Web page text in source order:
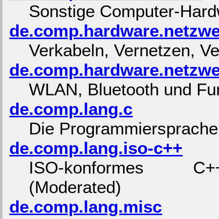
Sonstige Computer-
Verkabeln, Vernetzen,
WLAN, Bluetooth und
de.comp.lang.c
Die
de.comp.lang.iso-c++
ISO-konformes
(Moderated)
de.comp.lang.misc